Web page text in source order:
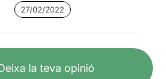
27/02/2022
la teva opinió